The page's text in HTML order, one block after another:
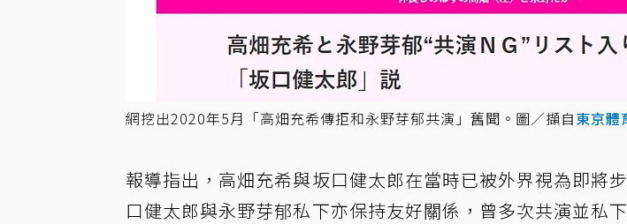
網挖出2020年5月「高畑充希傳拒和永野芽郁共演」舊聞。圖／擷自東京體
報導指出，高畑充希與坂口健太郎在當時已被外界視為即將
口健太郎與永野芽郁私下亦保持友好關係，曾多次共演並私